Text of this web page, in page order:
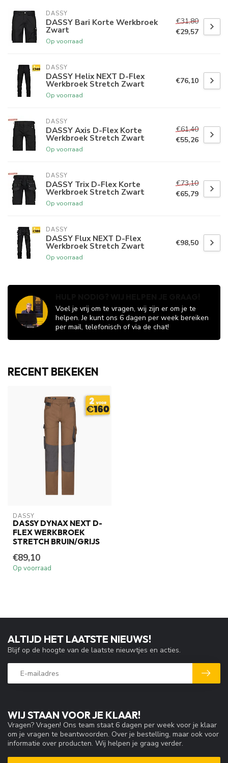
DASSY
DASSY Bari Korte Werkbroek
Zwart
Op voorraad
€31,80
€29,57
DASSY
DASSY Helix NEXT D-Flex
Werkbroek Stretch Zwart
Op voorraad
€76,10
DASSY
DASSY Axis D-Flex Korte
Werkbroek Stretch Zwart
Op voorraad
€61,40
€55,26
DASSY
DASSY Trix D-Flex Korte
Werkbroek Stretch Zwart
Op voorraad
€73,10
€65,79
DASSY
DASSY Flux NEXT D-Flex
Werkbroek Stretch Zwart
Op voorraad
€98,50
Voel je vrij om te vragen, wij zijn er om je te
helpen. Je kunt ons 6 dagen per week bereiken
per mail, telefonisch of via de chat!
RECENT BEKEKEN
DASSY
DASSY DYNAX NEXT D-
FLEX WERKBROEK
STRETCH BRUIN/GRIJS
€89,10
Op voorraad
WIJ STAAN VOOR JE KLAAR!
Vragen? Vragen! Ons team staat 6 dagen per week voor je klaar
om je vragen te beantwoorden. Over je bestelling, maar ook voor
informatie over producten. Wij helpen je graag verder.
ALTIJD HET LAATSTE NIEUWS!
Blijf op de hoogte van de laatste nieuwtjes en acties.